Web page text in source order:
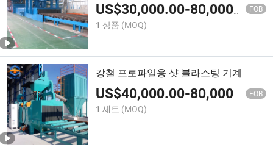
US$30,000.00-80,000.00 FOB
1 상품 (MOQ)
강철 프로파일용 샷 블라스팅 기계
US$40,000.00-80,000.00 FOB
1 세트 (MOQ)